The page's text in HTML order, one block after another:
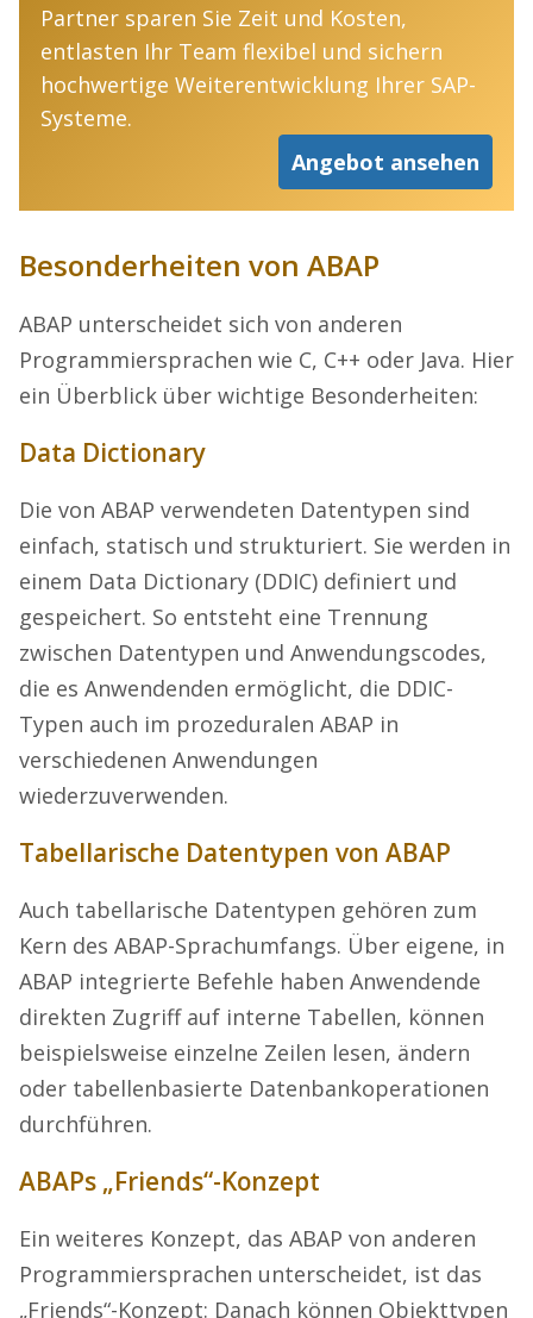
Partner sparen Sie Zeit und Kosten,
entlasten Ihr Team flexibel und sichern
hochwertige Weiterentwicklung Ihrer SAP-
Systeme.
Angebot ansehen
Besonderheiten von ABAP
ABAP unterscheidet sich von anderen
Programmiersprachen wie C, C++ oder Java. Hier
ein Überblick über wichtige Besonderheiten:
Data Dictionary
Die von ABAP verwendeten Datentypen sind
einfach, statisch und strukturiert. Sie werden in
einem Data Dictionary (DDIC) definiert und
gespeichert. So entsteht eine Trennung
zwischen Datentypen und Anwendungscodes,
die es Anwendenden ermöglicht, die DDIC-
Typen auch im prozeduralen ABAP in
verschiedenen Anwendungen
wiederzuverwenden.
Tabellarische Datentypen von ABAP
Auch tabellarische Datentypen gehören zum
Kern des ABAP-Sprachumfangs. Über eigene, in
ABAP integrierte Befehle haben Anwendende
direkten Zugriff auf interne Tabellen, können
beispielsweise einzelne Zeilen lesen, ändern
oder tabellenbasierte Datenbankoperationen
durchführen.
ABAPs „Friends“-Konzept
Ein weiteres Konzept, das ABAP von anderen
Programmiersprachen unterscheidet, ist das
„Friends“-Konzept: Danach können Objekttypen